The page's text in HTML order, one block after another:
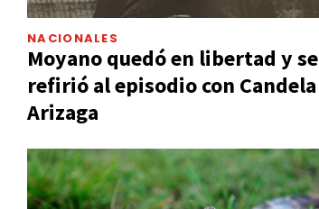
NACIONALES
Moyano quedó en libertad y se
refirió al episodio con Candela
Arizaga